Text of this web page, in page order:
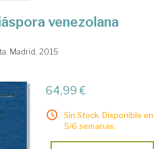
venezolana
Madrid, 2015
64,99 €
Sin Stock. Disponible en
5/6 semanas.